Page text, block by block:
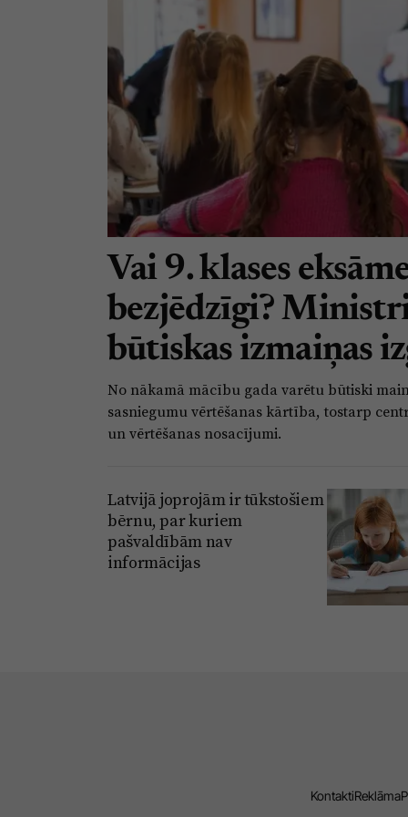
Vai 9. klases
bezjēdzīgi?
būtiskas izmaiņas
No nākamā mācību gada varētu būtiski
sasniegumu vērtēšanas kārtība, tostarp
un vērtēšanas nosacījumi.
Latvijā joprojām ir tūkstošiem
bērnu, par kuriem
pašvaldībām nav
informācijas
KontaktiReklāma